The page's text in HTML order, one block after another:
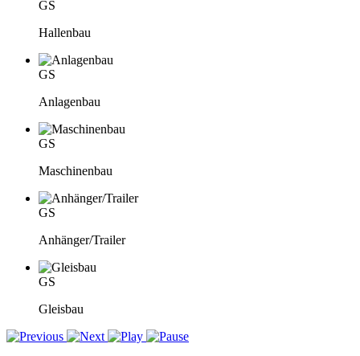
GS
Hallenbau
GS
Anlagenbau
GS
Maschinenbau
GS
Anhänger/Trailer
GS
Gleisbau